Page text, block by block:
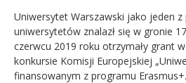
Uniwersytet Warszawski jako jeden z
uniwersytetów znalazł się w gronie
czerwcu 2019 roku otrzymały grant
konkursie Komisji Europejskiej
finansowanym z programu Erasmus+.